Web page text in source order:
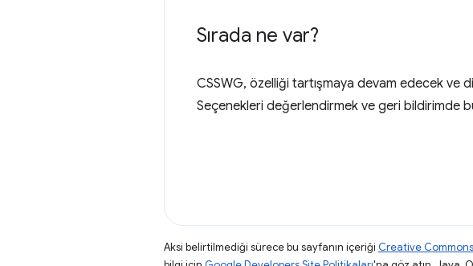
Sırada ne var?
CSSWG, özelliği tartışmaya devam edecek ve
Seçenekleri değerlendirmek ve geri bildirimde
Aksi belirtilmediği sürece bu sayfanın içeriği Creative Commons